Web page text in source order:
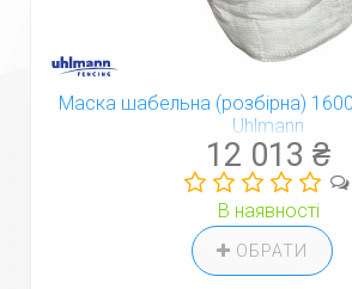
Маска шабельна (розбірна)
Uhlmann
12 013 ₴
В наявності
ОБРАТИ